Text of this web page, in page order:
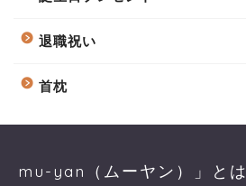
退職祝い
首枕
mu-yan（ムーヤン）」とは